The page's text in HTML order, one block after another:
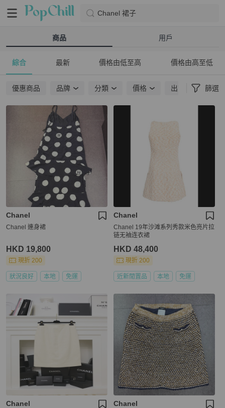
Chanel 裙子
商品 用戶
綜合 最新 價格由低至高 價格由高至低
優惠商品 品牌 分類 價格 出貨地點 篩選
Chanel
Chanel 連身裙
HKD 19,800
現折 200
狀況良好 本地 免運
Chanel
Chanel 19年沙滩系列秀款米色亮片拉
链无袖连衣裙
HKD 48,400
現折 200
近新閒置品 本地 免運
Chanel Chanel